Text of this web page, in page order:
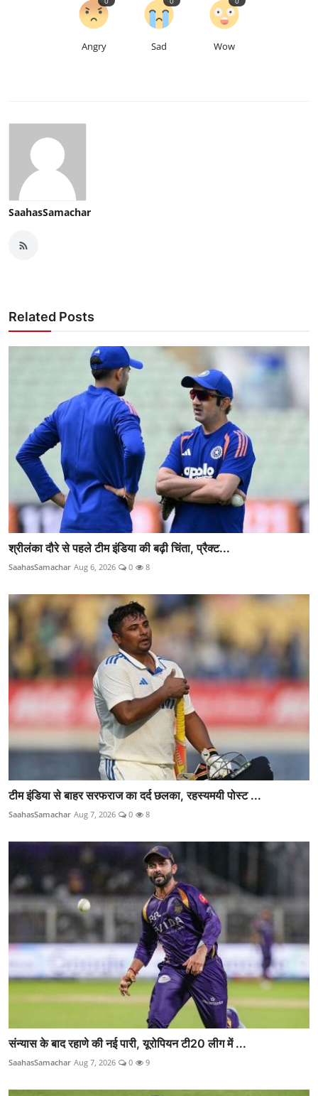
Angry Sad Wow
SaahasSamachar
Related Posts
श्रीलंका दौरे से पहले टीम इंडिया की बढ़ी चिंता, प्रैक्ट...
SaahasSamachar Aug 6, 2026 0 8
टीम इंडिया से बाहर सरफराज का दर्द छलका, रहस्यमयी पोस्ट ...
SaahasSamachar Aug 7, 2026 0 8
संन्यास के बाद रहाणे की नई पारी, यूरोपियन टी20 लीग में ...
SaahasSamachar Aug 7, 2026 0 9